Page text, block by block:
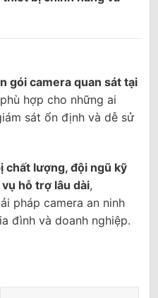
gói camera quan sát tại
hợp cho những ai
sát ổn định và dễ sử
chất lượng, đội ngũ kỹ
hỗ trợ lâu dài,
pháp camera an ninh
đình và doanh nghiệp.